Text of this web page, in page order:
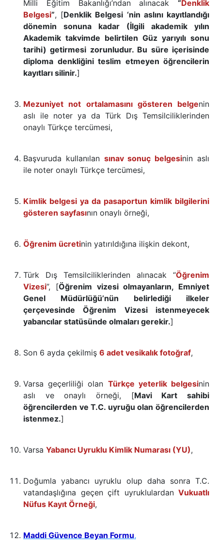
Milli Eğitim Bakanlığı’ndan alınacak “Denklik
Belgesi”, [Denklik Belgesi ‘nin aslını kayıtlandığı
dönemin sonuna kadar (İlgili akademik yılın
Akademik takvimde belirtilen Güz yarıyılı sonu
tarihi) getirmesi zorunludur. Bu süre içerisinde
diploma denkliğini teslim etmeyen öğrencilerin
kayıtları silinir.]
Mezuniyet not ortalamasını gösteren belgenin
aslı ile noter ya da Türk Dış Temsilciliklerinden
onaylı Türkçe tercümesi,
Başvuruda kullanılan sınav sonuç belgesinin aslı
ile noter onaylı Türkçe tercümesi,
Kimlik belgesi ya da pasaportun kimlik bilgilerini
gösteren sayfasının onaylı örneği,
Öğrenim ücretinin yatırıldığına ilişkin dekont,
Türk Dış Temsilciliklerinden alınacak “Öğrenim
Vizesi”, [Öğrenim vizesi olmayanların, Emniyet
Genel Müdürlüğü’nün belirlediği ilkeler
çerçevesinde Öğrenim Vizesi istenmeyecek
yabancılar statüsünde olmaları gerekir.]
Son 6 ayda çekilmiş 6 adet vesikalık fotoğraf,
Varsa geçerliliği olan Türkçe yeterlik belgesinin
aslı ve onaylı örneği, [Mavi Kart sahibi
öğrencilerden ve T.C. uyruğu olan öğrencilerden
istenmez.]
Varsa Yabancı Uyruklu Kimlik Numarası (YU),
Doğumla yabancı uyruklu olup daha sonra T.C.
vatandaşlığına geçen çift uyruklulardan Vukuatlı
Nüfus Kayıt Örneği,
Maddi Güvence Beyan Formu,